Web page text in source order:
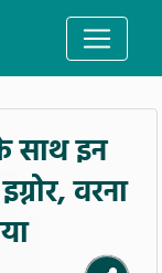
साथ इन
वरना